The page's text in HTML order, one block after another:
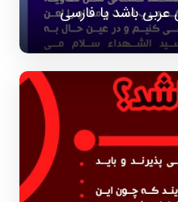
باشد یا فارسی